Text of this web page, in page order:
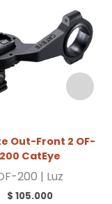
Out-Front 2 OF-
200 CatEye
200 | Luz
$ 105.000